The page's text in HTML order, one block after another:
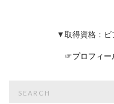
▼取得資格：ビ
☞プロフィー